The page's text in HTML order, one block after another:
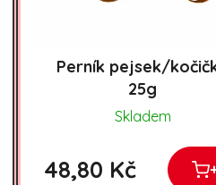
Perník pejsek/
25g
Skladem
48,80 Kč